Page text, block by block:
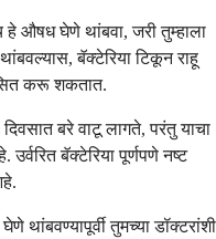
हे औषध घेणे थांबवा, जरी तुम्हाला
बॅक्टेरिया टिकून राहू
करू शकतात.
बरे वाटू लागते, परंतु याचा
बॅक्टेरिया पूर्णपणे नष्ट
थांबवण्यापूर्वी तुमच्या डॉक्टरांशी